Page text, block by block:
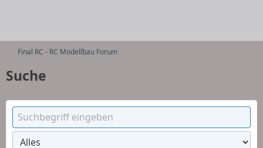
Final RC - RC Modellbau Forum
Suche